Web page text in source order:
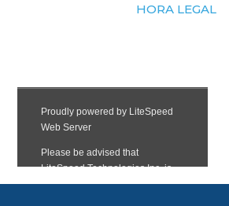
HORA LEGAL